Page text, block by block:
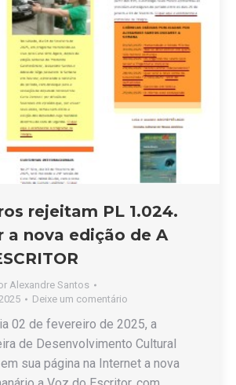
rejeitam PL 1.024.
a nova edição de A
Alexandre Santos
Deixe um comentário
02 de fevereiro de 2025, a
de Desenvolvimento Cultural
sua página na Internet a nova